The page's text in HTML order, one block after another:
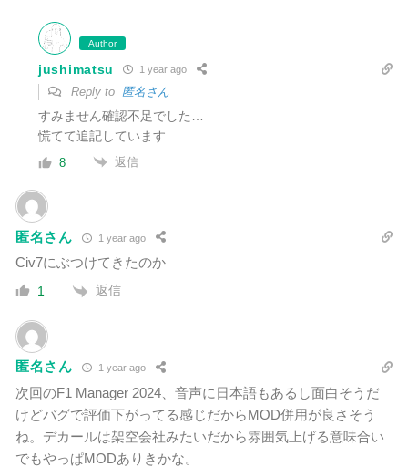
Author
jushimatsu 1 year ago
Reply to 匿名さん
すみません確認不足でした…
慌てて追記しています…
8 返信
匿名さん 1 year ago
Civ7にぶつけてきたのか
1 返信
匿名さん 1 year ago
次回のF1 Manager 2024、音声に日本語もあるし面白そうだ
けどバグで評価下がってる感じだからMOD併用が良さそう
ね。デカールは架空会社みたいだから雰囲気上げる意味合い
でもやっぱMODありきかな。